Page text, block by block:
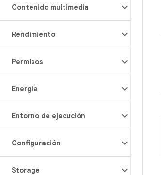
Contenido multimedia
Rendimiento
Permisos
Energía
Entorno de ejecución
Configuración
Storage